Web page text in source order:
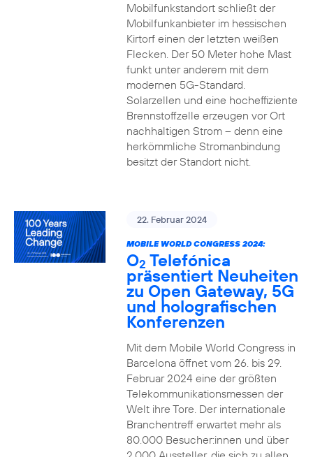
Mobilfunkstandort schließt der
Mobilfunkanbieter im hessischen
Kirtorf einen der letzten weißen
Flecken. Der 50 Meter hohe Mast
funkt unter anderem mit dem
modernen 5G-Standard.
Solarzellen und eine hocheffiziente
Brennstoffzelle erzeugen vor Ort
nachhaltigen Strom – denn eine
herkömmliche Stromanbindung
besitzt der Standort nicht.
22. Februar 2024
MOBILE WORLD CONGRESS 2024:
O2 Telefónica
präsentiert Neuheiten
zu Open Gateway, 5G
und holografischen
Konferenzen
Mit dem Mobile World Congress in
Barcelona öffnet vom 26. bis 29.
Februar 2024 eine der größten
Telekommunikationsmessen der
Welt ihre Tore. Der internationale
Branchentreff erwartet mehr als
80.000 Besucher:innen und über